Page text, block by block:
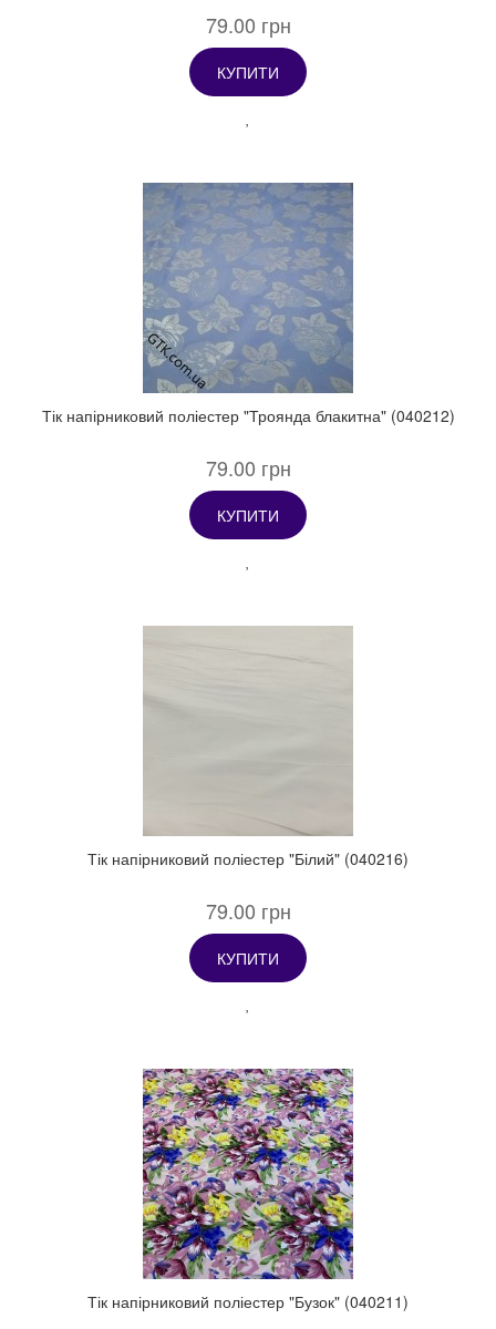
79.00 грн
КУПИТИ
Тік напірниковий поліестер "Троянда блакитна" (040212)
79.00 грн
КУПИТИ
Тік напірниковий поліестер "Білий" (040216)
79.00 грн
КУПИТИ
Тік напірниковий поліестер "Бузок" (040211)